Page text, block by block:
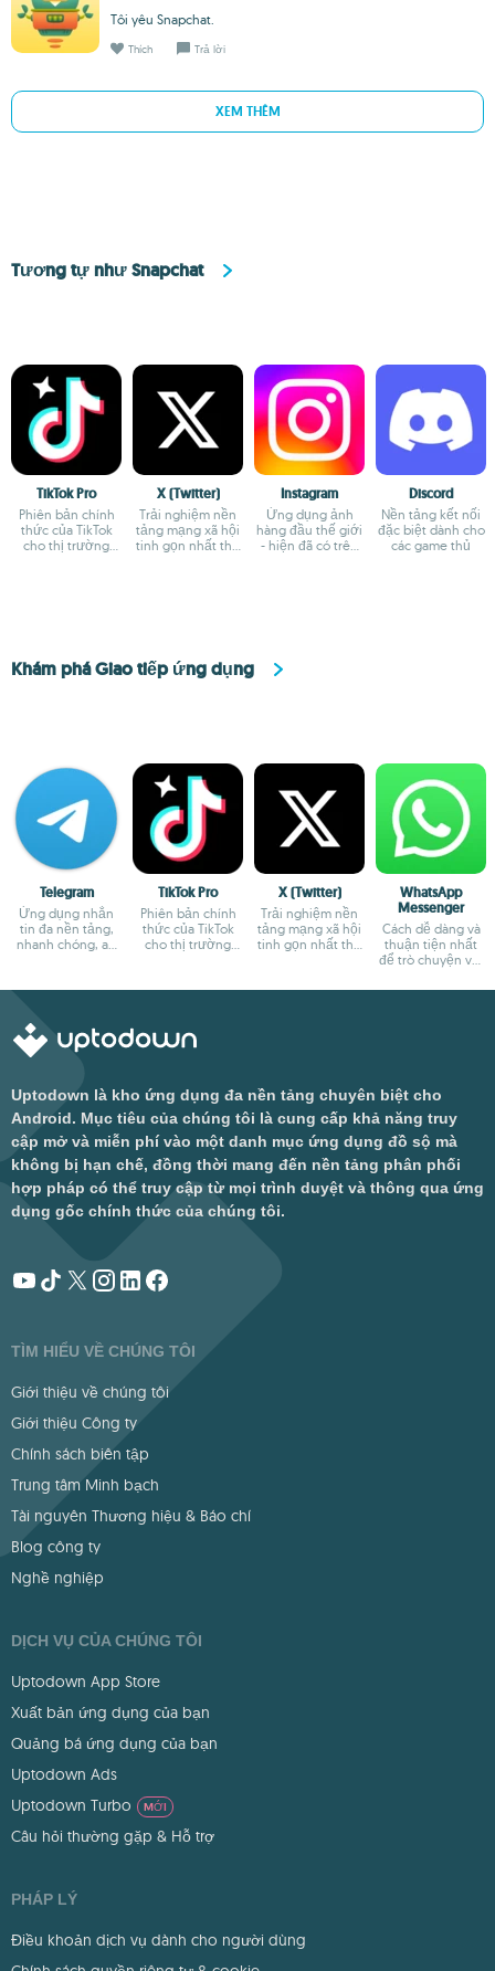
Tôi yêu Snapchat.
Thích Trả lời
XEM THÊM
Tương tự như Snapchat
TikTok Pro
Phiên bản chính
thức của TikTok
cho thị trường
X (Twitter)
Trải nghiệm nền
tảng mạng xã hội
tinh gọn nhất thế
Instagram
Ứng dụng ảnh
hàng đầu thế giới
- hiện đã có trên
Discord
Nền tảng kết nối
đặc biệt dành cho
các game thủ
Khám phá Giao tiếp ứng dụng
Telegram
Ứng dụng nhắn
tin đa nền tảng,
nhanh chóng, an
TikTok Pro
Phiên bản chính
thức của TikTok
cho thị trường
X (Twitter)
Trải nghiệm nền
tảng mạng xã hội
tinh gọn nhất thế
WhatsApp
Messenger
Cách dễ dàng và
thuận tiện nhất
để trò chuyện với
Uptodown là kho ứng dụng đa nền tảng chuyên biệt cho
Android. Mục tiêu của chúng tôi là cung cấp khả năng truy
cập mở và miễn phí vào một danh mục ứng dụng đồ sộ mà
không bị hạn chế, đồng thời mang đến nền tảng phân phối
hợp pháp có thể truy cập từ mọi trình duyệt và thông qua ứng
dụng gốc chính thức của chúng tôi.
TÌM HIỂU VỀ CHÚNG TÔI
Giới thiệu về chúng tôi
Giới thiệu Công ty
Chính sách biên tập
Trung tâm Minh bạch
Tài nguyên Thương hiệu & Báo chí
Blog công ty
Nghề nghiệp
DỊCH VỤ CỦA CHÚNG TÔI
Uptodown App Store
Xuất bản ứng dụng của bạn
Quảng bá ứng dụng của bạn
Uptodown Ads
Uptodown Turbo
MỚI
Câu hỏi thường gặp & Hỗ trợ
PHÁP LÝ
Điều khoản dịch vụ dành cho người dùng